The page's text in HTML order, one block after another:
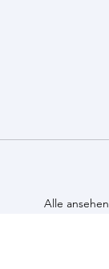
Alle ansehen